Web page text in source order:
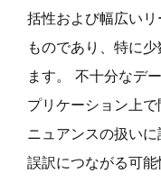
括性および幅広い
ものであり、特に
ます。 不十分なデ
プリケーション上で
ニュアンスの扱い
誤訳につながる可